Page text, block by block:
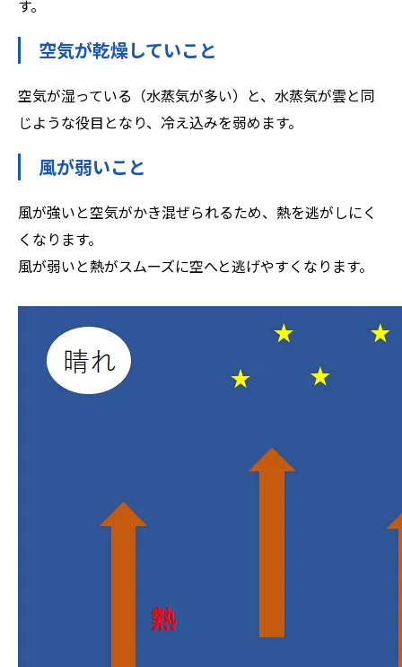
す。
空気が乾燥していこと
空気が湿っている（水蒸気が多い）と、水蒸気が雲と同
じような役目となり、冷え込みを弱めます。
風が弱いこと
風が強いと空気がかき混ぜられるため、熱を逃がしにく
くなります。
風が弱いと熱がスムーズに空へと逃げやすくなります。